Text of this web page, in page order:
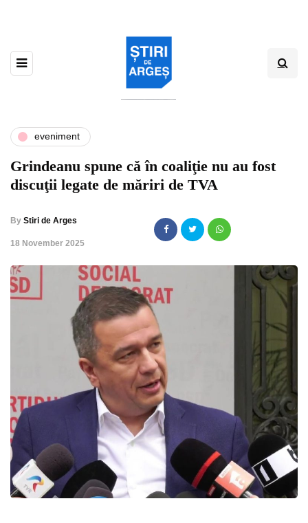
eveniment
Grindeanu spune că în coaliţie nu au fost
discuţii legate de măriri de TVA
By Stiri de Arges
,18 November 2025